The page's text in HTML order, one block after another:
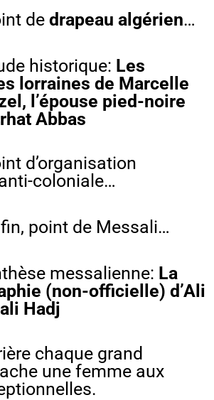
de drapeau algérien…
historique: Les
lorraines de Marcelle
l’épouse pied-noire
Abbas
d’organisation
coloniale…
point de Messali…
messalienne: La
(non-officielle) d’Ali
Hadj
chaque grand
une femme aux